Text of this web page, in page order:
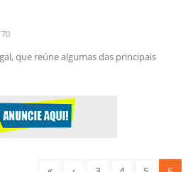
70
que reúne algumas das principais